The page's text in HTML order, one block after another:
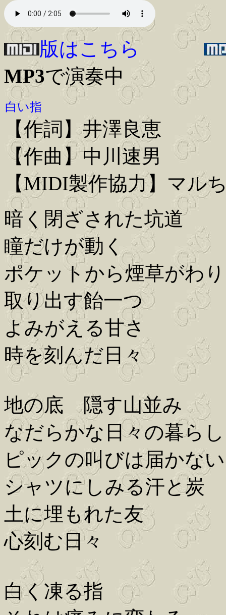
版はこちら
MP3で演奏中
白い指
【作詞】井澤良恵
【作曲】中川速男
【MIDI製作協力】マル
暗く閉ざされた坑道
瞳だけが動く
ポケットから煙草がわ
取り出す飴一つ
よみがえる甘さ
時を刻んだ日々
地の底 隠す山並み
なだらかな日々の暮らし
ピックの叫びは届かない
シャツにしみる汗と炭
土に埋もれた友
心刻む日々
白く凍る指